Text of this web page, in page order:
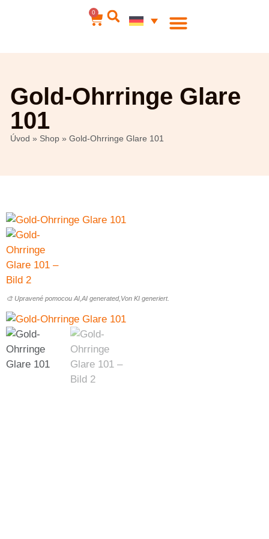
0
Gold-Ohrringe Glare
101
Úvod » Shop » Gold-Ohrringe Glare 101
🎨 Upravené pomocou AI,AI generated,Von KI generiert.